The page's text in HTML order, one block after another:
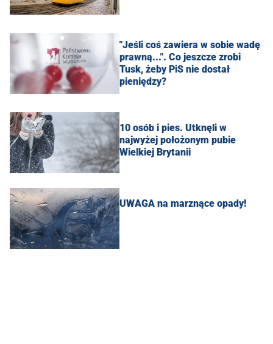
"Jeśli coś zawiera w sobie wadę
prawną...". Co jeszcze zrobi
Tusk, żeby PiS nie dostał
pieniędzy?
10 osób i pies. Utknęli w
najwyżej położonym pubie
Wielkiej Brytanii
UWAGA na marznące opady!